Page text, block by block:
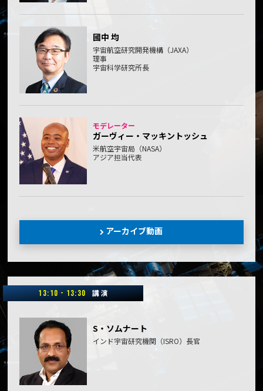
國中 均
宇宙航空研究開発機構（JAXA）
理事
宇宙科学研究所長
モデレーター
ガーヴィー・マッキントッシュ
米航空宇宙局（NASA）
アジア担当代表
アーカイブ動画
13:10 - 13:30 講 演
S・ソムナート
インド宇宙研究機関（ISRO）長官